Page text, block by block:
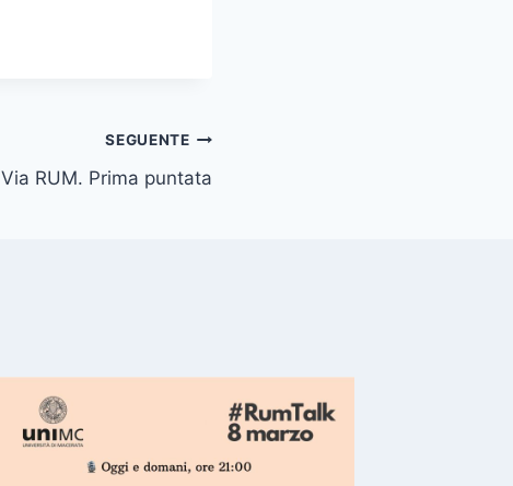
SEGUENTE
Via RUM. Prima puntata